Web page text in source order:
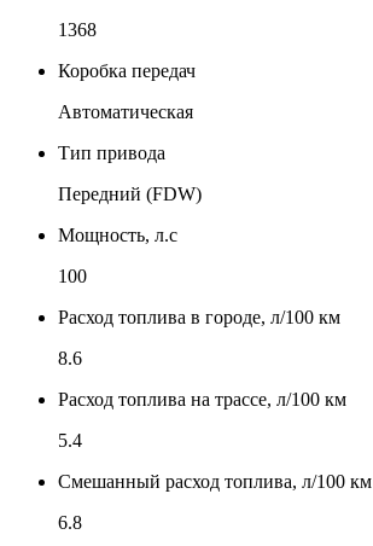
1368
Коробка передач
Автоматическая
Тип привода
Передний (FDW)
Мощность, л.с
100
Расход топлива в городе, л/100 км
8.6
Расход топлива на трассе, л/100 км
5.4
Смешанный расход топлива, л/100 км
6.8